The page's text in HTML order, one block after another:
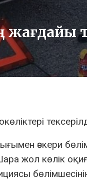
жағдайы
әскери
жол көлік